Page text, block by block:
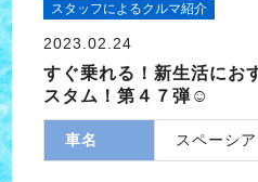
スタッフによるクルマ紹介
2023.02.24
すぐ乗れる！新生活にお
スタム！第４７弾☺
車名 スペーシ